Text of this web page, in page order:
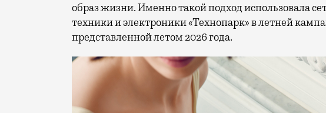
образ жизни. Именно такой подход использовала
техники и электроники «Технопарк» в летней
представленной летом 2026 года.